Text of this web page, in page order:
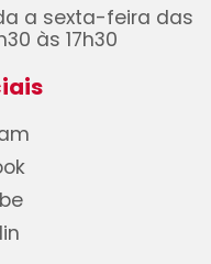
a sexta-feira das
às 17h30